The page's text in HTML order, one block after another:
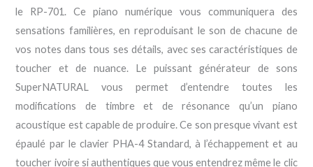
le RP-701. Ce piano numérique vous communiquera des
sensations familières, en reproduisant le son de chacune de
vos notes dans tous ses détails, avec ses caractéristiques de
toucher et de nuance. Le puissant générateur de sons
SuperNATURAL vous permet d’entendre toutes les
modifications de timbre et de résonance qu’un piano
acoustique est capable de produire. Ce son presque vivant est
épaulé par le clavier PHA-4 Standard, à l’échappement et au
toucher ivoire si authentiques que vous entendrez même le clic